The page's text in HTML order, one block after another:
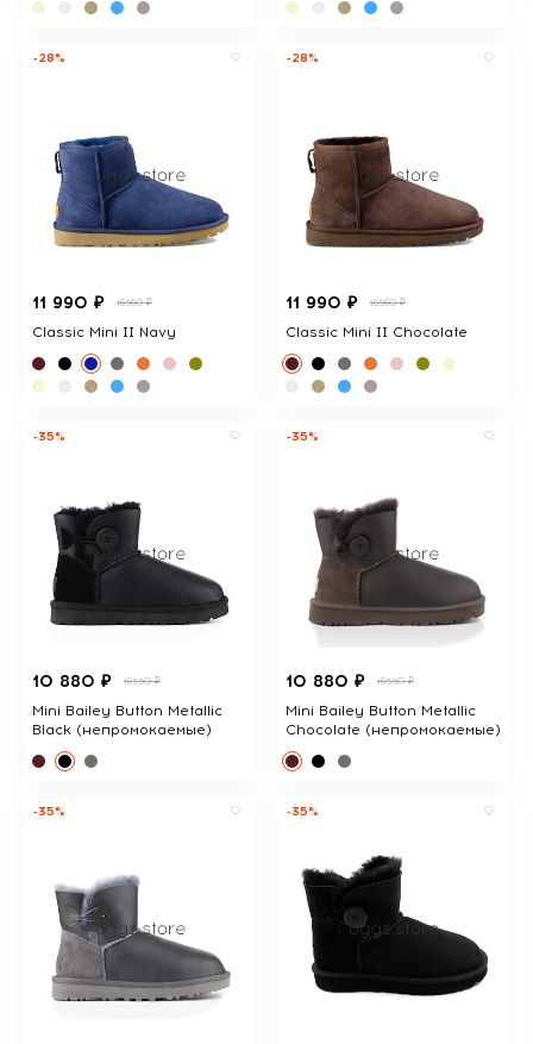
-28%
11 990 ₽ 16560 ₽
Classic Mini II Navy
-28%
11 990 ₽ 16560 ₽
Classic Mini II Chocolate
-35%
10 880 ₽ 16550 ₽
Mini Bailey Button Metallic
Black (непромокаемые)
-35%
10 880 ₽ 16550 ₽
Mini Bailey Button Metallic
Chocolate (непромокаемые)
-35% -35%